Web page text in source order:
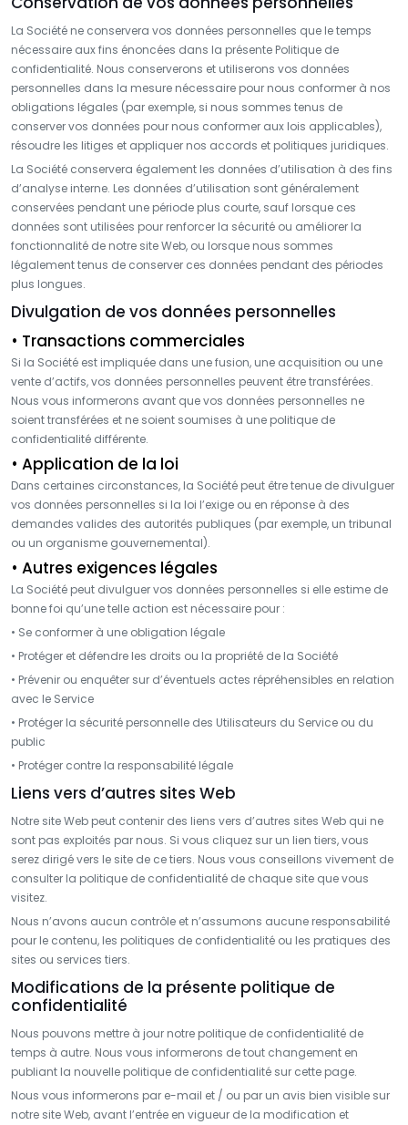
La Société ne conservera vos données personnelles que le temps
nécessaire aux fins énoncées dans la présente Politique de
confidentialité. Nous conserverons et utiliserons vos données
personnelles dans la mesure nécessaire pour nous conformer à nos
obligations légales (par exemple, si nous sommes tenus de
conserver vos données pour nous conformer aux lois applicables),
résoudre les litiges et appliquer nos accords et politiques juridiques.
La Société conservera également les données d’utilisation à des fins
d’analyse interne. Les données d’utilisation sont généralement
conservées pendant une période plus courte, sauf lorsque ces
données sont utilisées pour renforcer la sécurité ou améliorer la
fonctionnalité de notre site Web, ou lorsque nous sommes
légalement tenus de conserver ces données pendant des périodes
plus longues.
Divulgation de vos données personnelles
• Transactions commerciales
Si la Société est impliquée dans une fusion, une acquisition ou une
vente d’actifs, vos données personnelles peuvent être transférées.
Nous vous informerons avant que vos données personnelles ne
soient transférées et ne soient soumises à une politique de
confidentialité différente.
• Application de la loi
Dans certaines circonstances, la Société peut être tenue de divulguer
vos données personnelles si la loi l’exige ou en réponse à des
demandes valides des autorités publiques (par exemple, un tribunal
ou un organisme gouvernemental).
• Autres exigences légales
La Société peut divulguer vos données personnelles si elle estime de
bonne foi qu’une telle action est nécessaire pour :
• Se conformer à une obligation légale
• Protéger et défendre les droits ou la propriété de la Société
• Prévenir ou enquêter sur d’éventuels actes répréhensibles en relation
avec le Service
• Protéger la sécurité personnelle des Utilisateurs du Service ou du
public
• Protéger contre la responsabilité légale
Liens vers d’autres sites Web
Notre site Web peut contenir des liens vers d’autres sites Web qui ne
sont pas exploités par nous. Si vous cliquez sur un lien tiers, vous
serez dirigé vers le site de ce tiers. Nous vous conseillons vivement de
consulter la politique de confidentialité de chaque site que vous
visitez.
Nous n’avons aucun contrôle et n’assumons aucune responsabilité
pour le contenu, les politiques de confidentialité ou les pratiques des
sites ou services tiers.
Modifications de la présente politique de
confidentialité
Nous pouvons mettre à jour notre politique de confidentialité de
temps à autre. Nous vous informerons de tout changement en
publiant la nouvelle politique de confidentialité sur cette page.
Nous vous informerons par e-mail et / ou par un avis bien visible sur
notre site Web, avant l’entrée en vigueur de la modification et